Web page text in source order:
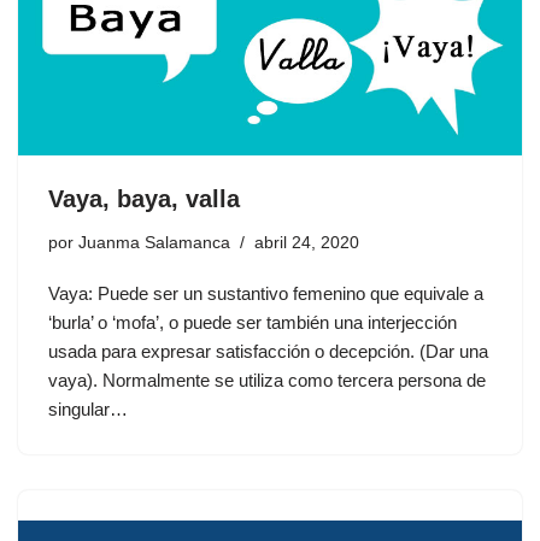
Vaya, baya, valla
por Juanma Salamanca abril 24, 2020
Vaya: Puede ser un sustantivo femenino que equivale a
‘burla’ o ‘mofa’, o puede ser también una interjección
usada para expresar satisfacción o decepción. (Dar una
vaya). Normalmente se utiliza como tercera persona de
singular…